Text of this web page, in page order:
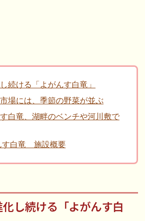
続ける「よがんす白竜」
場には、季節の野菜が並ぶ
白竜、湖畔のベンチや河川敷で
す白竜 施設概要
し続ける「よがんす白